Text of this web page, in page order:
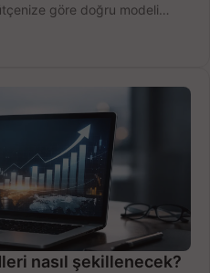
göre doğru modeli
nasıl şekillenecek?